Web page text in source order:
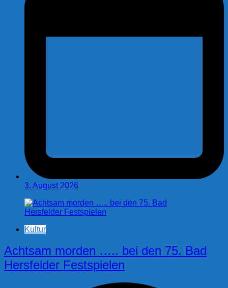
3. August 2026
Kultur
Achtsam morden ….. bei den 75. Bad
Hersfelder Festspielen